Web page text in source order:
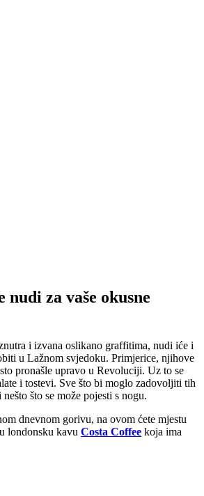
nudi za vaše okusne
i izvana oslikano graffitima, nudi iće i
u Lažnom svjedoku. Primjerice, njihove
pronašle upravo u Revoluciji. Uz to se
i tostevi. Sve što bi moglo zadovoljiti tih
što se može pojesti s nogu.
dnevnom gorivu, na ovom ćete mjestu
londonsku kavu Costa Coffee koja ima